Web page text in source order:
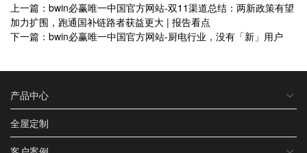
上一篇：bwin必赢唯一中国官方网站-双11渠道总结：两新政策有望
加力扩围，跑通国补链路者获益更大 | 报告看点
下一篇：bwin必赢唯一中国官方网站-厨电行业，没有「新」用户
产品中心
全屋定制